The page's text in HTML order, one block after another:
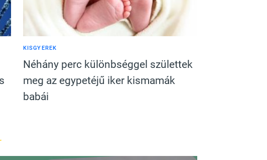
KISGYEREK
Néhány perc különbséggel születtek
meg az egypetéjű iker kismamák
babái